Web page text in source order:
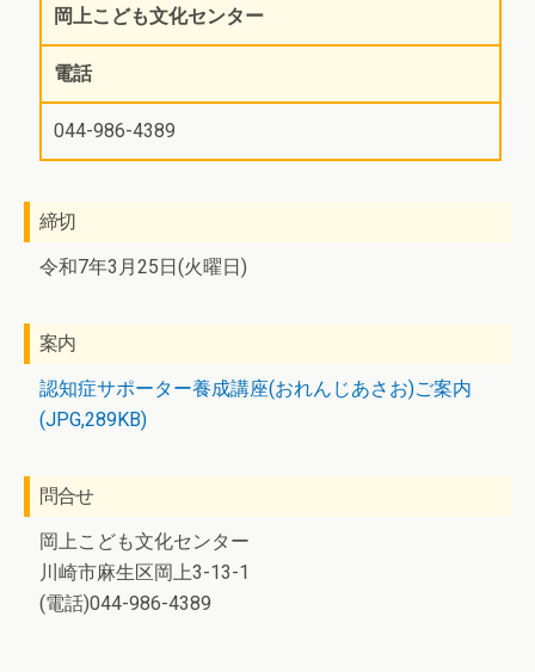
岡上こども文化センター
電話
044-986-4389
締切
令和7年3月25日(火曜日)
案内
認知症サポーター養成講座(おれんじあさお)ご案内
(JPG,289KB)
問合せ
岡上こども文化センター
川崎市麻生区岡上3-13-1
(電話)044-986-4389